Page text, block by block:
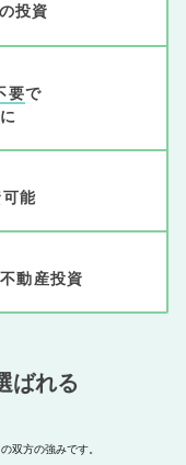
投資
要で
可能
動産投資
ばれる
双方の強みです。